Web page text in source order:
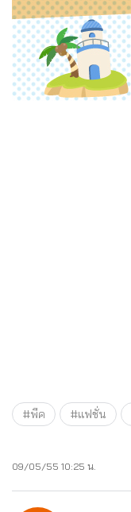
#พีค #แฟชั่น
09/05/55 10:25 น.